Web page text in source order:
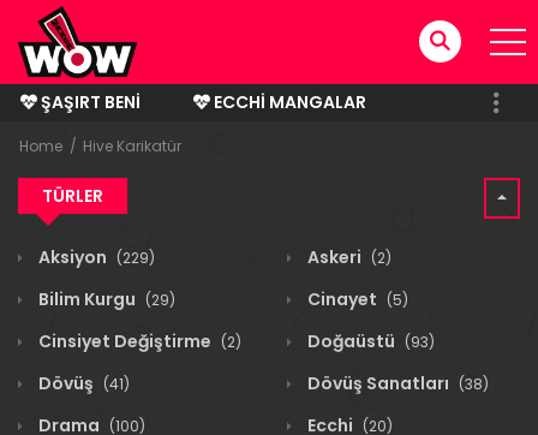
ŞAŞIRT BENI
ECCHI MANGALAR
BITMIŞ MANGALAR
Home Hive Karikatür
TÜRLER
Aksiyon (229) Askeri (2)
Bilim Kurgu (29) Cinayet (5)
Cinsiyet Değiştirme (2) Doğaüstü (93)
Dövüş (41) Dövüş Sanatları (38)
Drama (100) Ecchi (20)